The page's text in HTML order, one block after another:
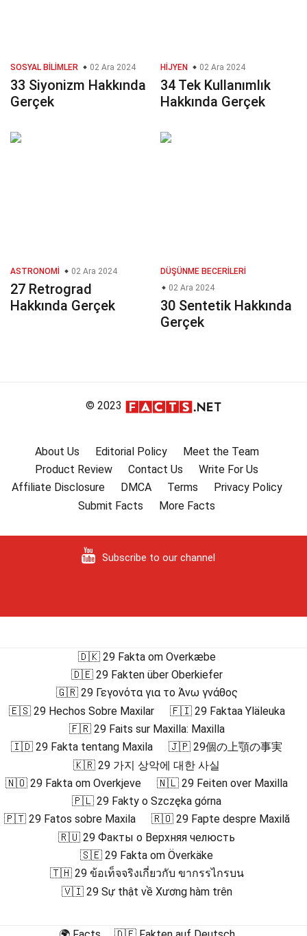
SOSYAL BILIMLER 02 Ara 2024
33 Siyonizm Hakkında
Gerçek
HIJYEN 02 Ara 2024
34 Tek Kullanımlık
Hakkında Gerçek
ASTRONOMI 02 Ara 2024
27 Retrograd
Hakkında Gerçek
DÜŞÜNME BECERILERI
02 Ara 2024
30 Sentetik Hakkında
Gerçek
© 2023
About Us Editorial Policy
Meet the Team
Product Review
Contact Us
Write For Us
Affiliate Disclosure
DMCA Terms
Privacy Policy
Submit Facts
More Facts
Subscribe to our channel
🇩🇰 29 Fakta om Overkæbe
🇩🇪 29 Fakten über Oberkiefer
🇬🇷 29 Γεγονότα για το Άνω γνάθος
🇪🇸 29 Hechos Sobre Maxilar
🇫🇮 29 Faktaa Yläleuka
🇫🇷 29 Faits sur Maxilla: Maxilla
🇮🇩 29 Fakta tentang Maxila
🇯🇵 29個の上顎の事実
🇰🇷 29 가지 상악에 대한 사실
🇳🇴 29 Fakta om Overkjeve
🇳🇱 29 Feiten over Maxilla
🇵🇱 29 Fakty o Szczęka górna
🇵🇹 29 Fatos sobre Maxila
🇷🇴 29 Fapte despre Maxilă
🇷🇺 29 Факты о Верхняя челюсть
🇸🇪 29 Fakta om Överkäke
🇹🇭 29 ข้อเท็จจริงเกี่ยวกับ ขากรรไกรบน
🇻🇮 29 Sự thật về Xương hàm trên